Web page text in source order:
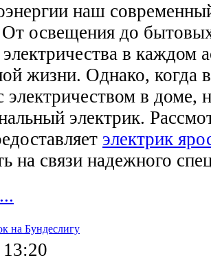
наш
освещения до
в каждом
жизни. Однако, когда
электричеством в доме,
электрик.
электрик
на связи надежного
на Бундеслигу